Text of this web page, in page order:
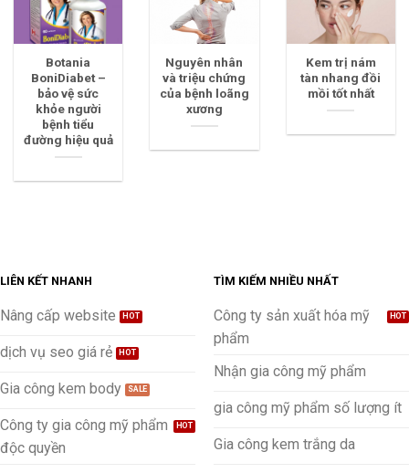
Botania
BoniDiabet –
bảo vệ sức
khỏe người
bệnh tiểu
đường hiệu quả
Nguyên nhân
và triệu chứng
của bệnh loãng
xương
Kem trị nám
tàn nhang đồi
mồi tốt nhất
LIÊN KẾT NHANH
Nâng cấp website
dịch vụ seo giá rẻ
Gia công kem body
Công ty gia công mỹ phẩm
độc quyền
TÌM KIẾM NHIỀU NHẤT
Công ty sản xuất hóa mỹ
phẩm
Nhận gia công mỹ phẩm
gia công mỹ phẩm số lượng ít
Gia công kem trắng da